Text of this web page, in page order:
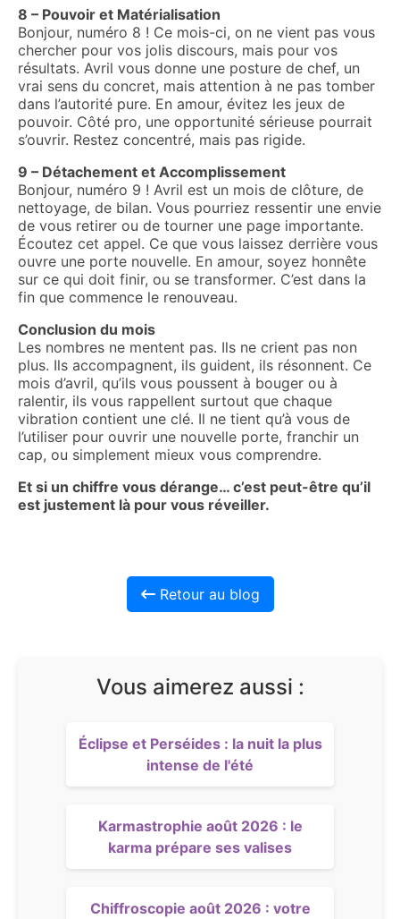
8 – Pouvoir et Matérialisation
Bonjour, numéro 8 ! Ce mois-ci, on ne vient pas vous
chercher pour vos jolis discours, mais pour vos
résultats. Avril vous donne une posture de chef, un
vrai sens du concret, mais attention à ne pas tomber
dans l’autorité pure. En amour, évitez les jeux de
pouvoir. Côté pro, une opportunité sérieuse pourrait
s’ouvrir. Restez concentré, mais pas rigide.
9 – Détachement et Accomplissement
Bonjour, numéro 9 ! Avril est un mois de clôture, de
nettoyage, de bilan. Vous pourriez ressentir une envie
de vous retirer ou de tourner une page importante.
Écoutez cet appel. Ce que vous laissez derrière vous
ouvre une porte nouvelle. En amour, soyez honnête
sur ce qui doit finir, ou se transformer. C’est dans la
fin que commence le renouveau.
Conclusion du mois
Les nombres ne mentent pas. Ils ne crient pas non
plus. Ils accompagnent, ils guident, ils résonnent. Ce
mois d’avril, qu’ils vous poussent à bouger ou à
ralentir, ils vous rappellent surtout que chaque
vibration contient une clé. Il ne tient qu’à vous de
l’utiliser pour ouvrir une nouvelle porte, franchir un
cap, ou simplement mieux vous comprendre.
Et si un chiffre vous dérange… c’est peut-être qu’il
est justement là pour vous réveiller.
Retour au blog
Vous aimerez aussi :
Éclipse et Perséides : la nuit la plus
intense de l'été
Karmastrophie août 2026 : le
karma prépare ses valises
Chiffroscopie août 2026 : votre